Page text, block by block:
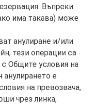
Въпреки
има такава) може
анулиране и/или
тези операции са
Общите условия на
анулирането е
на превозвача,
чрез линка,